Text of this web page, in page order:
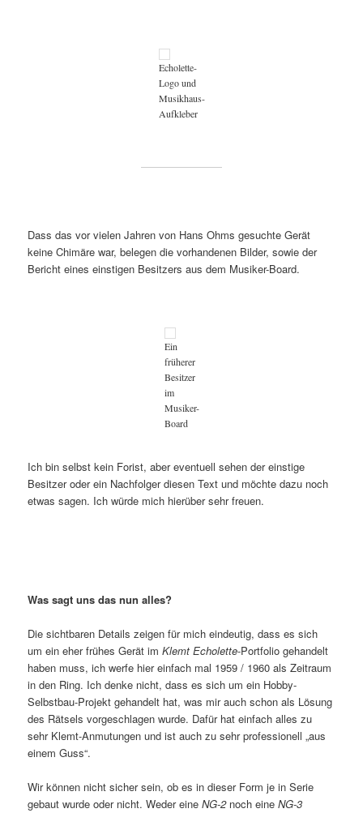
Echolette-
Logo und
Musikhaus-
Aufkleber
Dass das vor vielen Jahren von Hans Ohms gesuchte Gerät
keine Chimäre war, belegen die vorhandenen Bilder, sowie der
Bericht eines einstigen Besitzers aus dem Musiker-Board.
Ein
früherer
Besitzer
im
Musiker-
Board
Ich bin selbst kein Forist, aber eventuell sehen der einstige
Besitzer oder ein Nachfolger diesen Text und möchte dazu noch
etwas sagen. Ich würde mich hierüber sehr freuen.
Was sagt uns das nun alles?
Die sichtbaren Details zeigen für mich eindeutig, dass es sich
um ein eher frühes Gerät imKlemt Echolette-Portfolio gehandelt
haben muss, ich werfe hier einfach mal 1959 / 1960 als Zeitraum
in den Ring. Ich denke nicht, dass es sich um ein Hobby-
Selbstbau-Projekt gehandelt hat, was mir auch schon als Lösung
des Rätsels vorgeschlagen wurde. Dafür hat einfach alles zu
sehr Klemt-Anmutungen und ist auch zu sehr professionell „aus
einem Guss“.
Wir können nicht sicher sein, ob es in dieser Form je in Serie
gebaut wurde oder nicht. Weder eineNG-2noch eine NG-3